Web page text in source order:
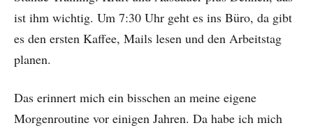
ist ihm wichtig. Um 7:30 Uhr geht es ins Büro, da gibt
es den ersten Kaffee, Mails lesen und den Arbeitstag
planen.
Das erinnert mich ein bisschen an meine eigene
Morgenroutine vor einigen Jahren. Da habe ich mich